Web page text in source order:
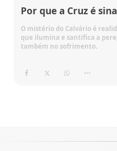
Por que a Cruz é
O mistério do Calvário é
que ilumina e santifica a
também no sofrimento.